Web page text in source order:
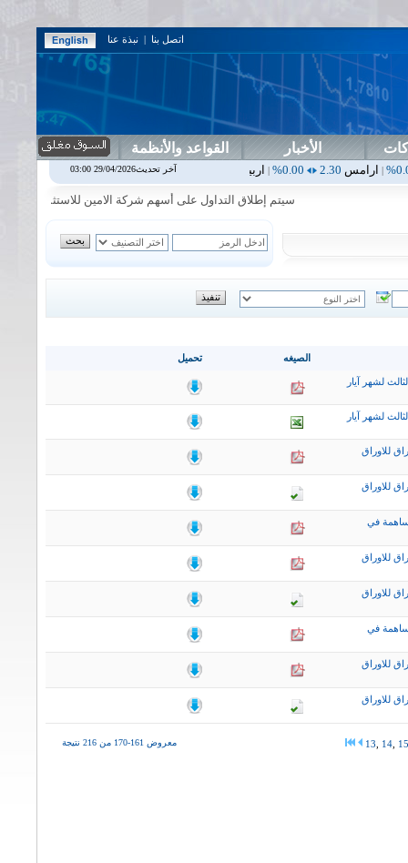
اتصل بنا | نبذة عنا
الأخبار القواعد والأنظمة
|اربيل 0.00
0.00%
|اسفنج1.87
سيتم إطلاق التداول على أسهم شركة الامين للاستثمار المالي في
تحميل الصيغه
لشهر آيار
لشهر آيار
للاوراق
للاوراق
في
للاوراق
للاوراق
في
للاوراق
للاوراق
معروض 161-170 من 216 نتيجة 13 14 15